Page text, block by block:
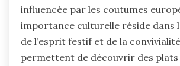
influencée par les coutumes
importance culturelle réside dans
de l’esprit festif et de la
permettent de découvrir des